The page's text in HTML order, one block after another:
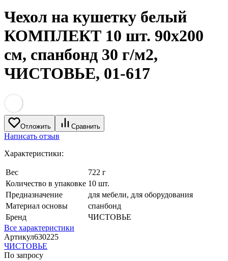
Чехол на кушетку белый
КОМПЛЕКТ 10 шт. 90х200
см, спанбонд 30 г/м2,
ЧИСТОВЬЕ, 01-617
Отложить Сравнить
Написать отзыв
Характеристики:
Вес
722 г
Количество в упаковке 10 шт.
Предназначение
для мебели, для оборудования
Материал основы
спанбонд
Бренд
ЧИСТОВЬЕ
Все характеристики
Артикул630225
ЧИСТОВЬЕ
По запросу